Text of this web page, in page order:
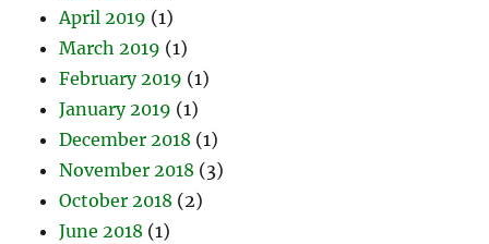
April 2019 (1)
March 2019 (1)
February 2019 (1)
January 2019 (1)
December 2018 (1)
November 2018 (3)
October 2018 (2)
June 2018 (1)